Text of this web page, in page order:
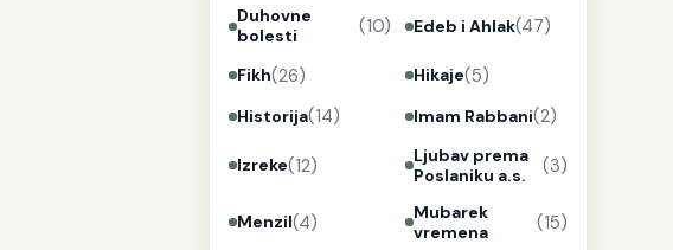
Duhovne
bolesti
(10) Edeb i Ahlak(47)
Fikh(26) Hikaje(5)
Historija(14) Imam Rabbani(2)
Izreke(12)
Ljubav prema
Poslaniku a.s.
(3)
Menzil(4)
Mubarek
vremena
(15)